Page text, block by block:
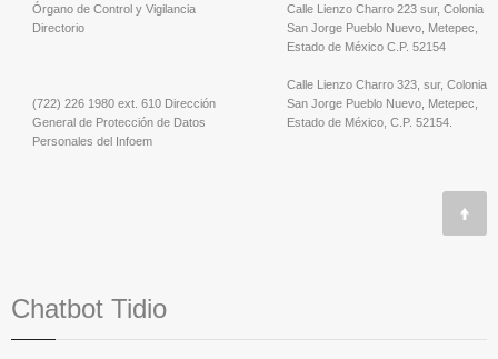
Órgano de Control y Vigilancia
Directorio
(722) 226 1980 ext. 610 Dirección
General de Protección de Datos
Personales del Infoem
Calle Lienzo Charro 223 sur, Colonia
San Jorge Pueblo Nuevo, Metepec,
Estado de México C.P. 52154
Calle Lienzo Charro 323, sur, Colonia
San Jorge Pueblo Nuevo, Metepec,
Estado de México, C.P. 52154.
Chatbot Tidio